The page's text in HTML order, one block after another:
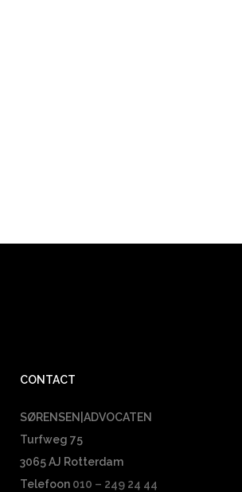
CONTACT
SØRENSEN|ADVOCATEN
Turfweg 75
3065 AJ Rotterdam
Telefoon 010 – 249 24 44